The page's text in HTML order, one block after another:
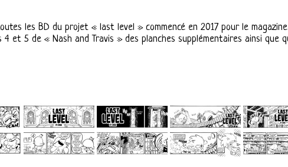
les BD du projet « last level » commencé en 2017 pour le
4 et 5 de « Nash and Travis » des planches supplémentaires ainsi